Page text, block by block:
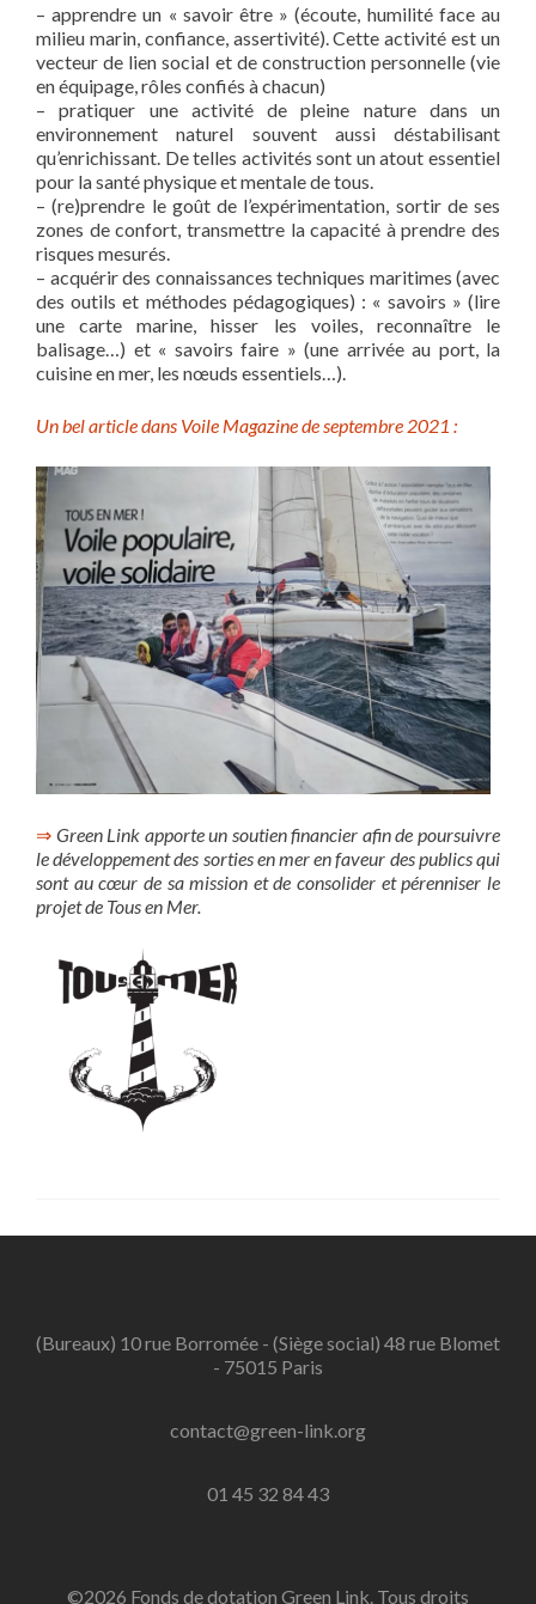
– apprendre un « savoir être » (écoute, humilité face au
milieu marin, confiance, assertivité). Cette activité est un
vecteur de lien social et de construction personnelle (vie
en équipage, rôles confiés à chacun)
– pratiquer une activité de pleine nature dans un
environnement naturel souvent aussi déstabilisant
qu’enrichissant. De telles activités sont un atout essentiel
pour la santé physique et mentale de tous.
– (re)prendre le goût de l’expérimentation, sortir de ses
zones de confort, transmettre la capacité à prendre des
risques mesurés.
– acquérir des connaissances techniques maritimes (avec
des outils et méthodes pédagogiques) : « savoirs » (lire
une carte marine, hisser les voiles, reconnaître le
balisage…) et « savoirs faire » (une arrivée au port, la
cuisine en mer, les nœuds essentiels…).
Un bel article dans Voile Magazine de septembre 2021 :
⇒ Green Link apporte un soutien financier afin de poursuivre
le développement des sorties en mer en faveur des publics qui
sont au cœur de sa mission et de consolider et pérenniser le
projet de Tous en Mer.
(Bureaux) 10 rue Borromée - (Siège social) 48 rue Blomet
- 75015 Paris
contact@green-link.org
01 45 32 84 43
©2026 Fonds de dotation Green Link. Tous droits